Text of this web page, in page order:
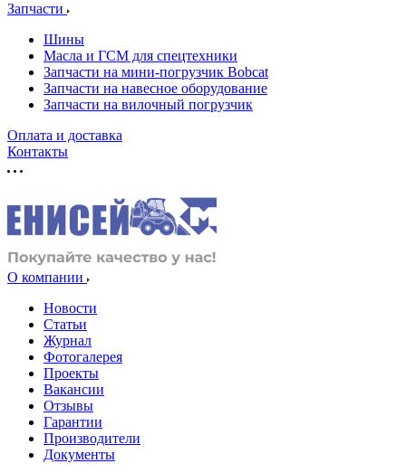
Запчасти
Шины
Масла и ГСМ для спецтехники
Запчасти на мини-погрузчик Bobcat
Запчасти на навесное оборудование
Запчасти на вилочный погрузчик
Оплата и доставка
Контакты
О компании
Новости
Статьи
Журнал
Фотогалерея
Проекты
Вакансии
Отзывы
Гарантии
Производители
Документы